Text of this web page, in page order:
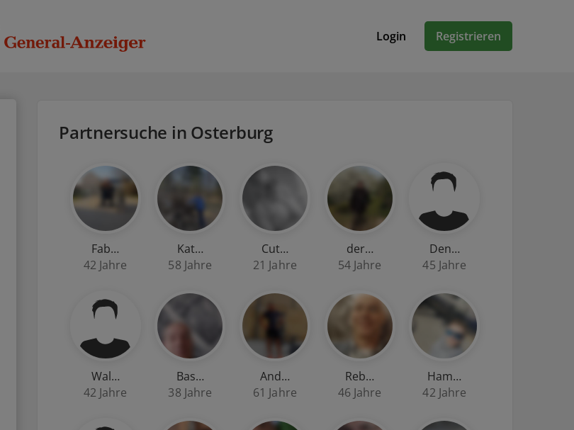
Login Registrieren
Partnersuche in Osterburg
Fab…
42 Jahre
Kat…
58 Jahre
Cut…
21 Jahre
der…
54 Jahre
Den…
45 Jahre
Wal…
42 Jahre
Bas…
38 Jahre
And…
61 Jahre
Reb…
46 Jahre
Ham…
42 Jahre